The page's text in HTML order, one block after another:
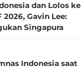
dan Lolos ke
Gavin Lee:
Singapura
Indonesia saat